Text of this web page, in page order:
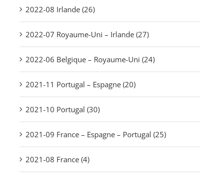
2022-08 Irlande (26)
2022-07 Royaume-Uni – Irlande (27)
2022-06 Belgique – Royaume-Uni (24)
2021-11 Portugal – Espagne (20)
2021-10 Portugal (30)
2021-09 France – Espagne – Portugal (25)
2021-08 France (4)